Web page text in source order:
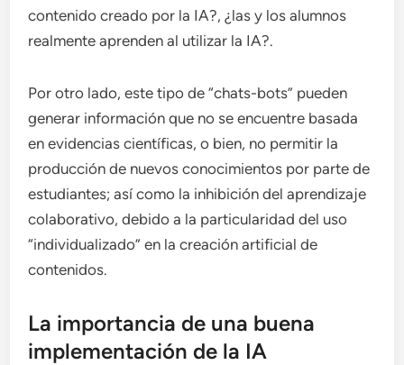
contenido creado por la IA?, ¿las y los alumnos
realmente aprenden al utilizar la IA?.
Por otro lado, este tipo de “chats-bots” pueden
generar información que no se encuentre basada
en evidencias científicas, o bien, no permitir la
producción de nuevos conocimientos por parte de
estudiantes; así como la inhibición del aprendizaje
colaborativo, debido a la particularidad del uso
“individualizado” en la creación artificial de
contenidos.
La importancia de una buena
implementación de la IA